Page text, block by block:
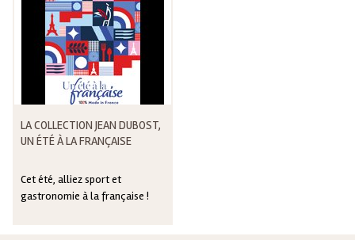
LA COLLECTION JEAN DUBOST,
UN ÉTÉ À LA FRANÇAISE
Cet été, alliez sport et
gastronomie à la française !